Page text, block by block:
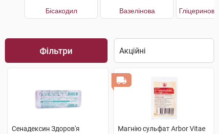
Бісакодил Вазелінова
Фільтри
Сенадексин Здоров'я
Магнію сульфат Arbor Vitae